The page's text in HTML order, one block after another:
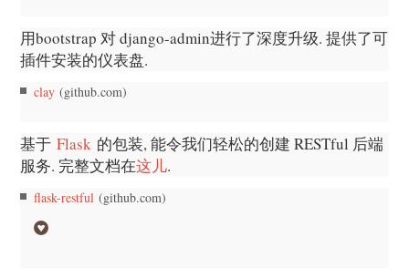
用bootstrap 对 django-admin进行了深度升级. 提供了可
插件安装的仪表盘.
clay (github.com)
基于Flask 的包装, 能令我们轻松的创建 RESTful 后端
服务. 完整文档在这儿.
flask-restful (github.com)